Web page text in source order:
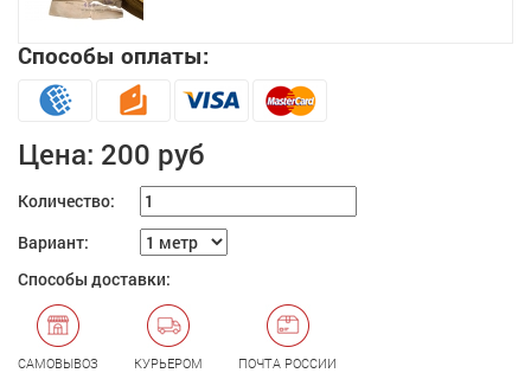
Способы оплаты:
Цена: 200 руб
Количество:
Вариант:
Способы доставки:
САМОВЫВОЗ КУРЬЕРОМ ПОЧТА РОССИИ